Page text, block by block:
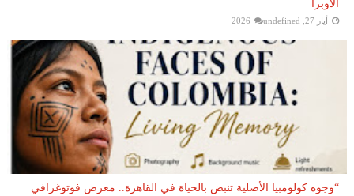
الأوبرا
أيار 27, 2026 undefined
“وجوه كولومبيا الأصلية تنبض بالحياة في القاهرة.. معرض فوتوغرافي